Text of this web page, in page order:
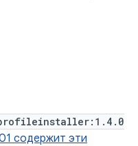
содержит эти